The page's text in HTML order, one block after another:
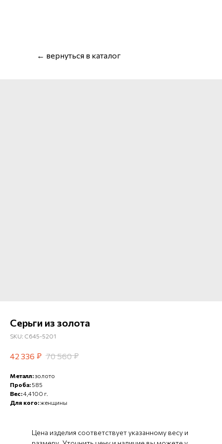
← вернуться в каталог
Серьги из золота
SKU: С645-5201
42 336 ₽ 70 560 ₽
Металл:золото
Проба:585
Вес:4,4100 г.
Для кого:женщины
Цена изделия соответствует указанному весу и